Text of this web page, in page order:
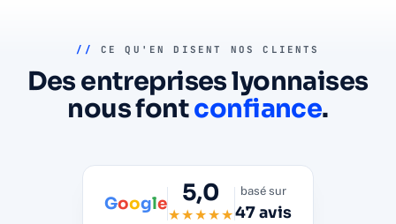
// CE QU'EN DISENT NOS CLIENTS
Des entreprises lyonnaises
nous fontconfiance.
Google 5,0
★★★★★
basé sur
47 avis